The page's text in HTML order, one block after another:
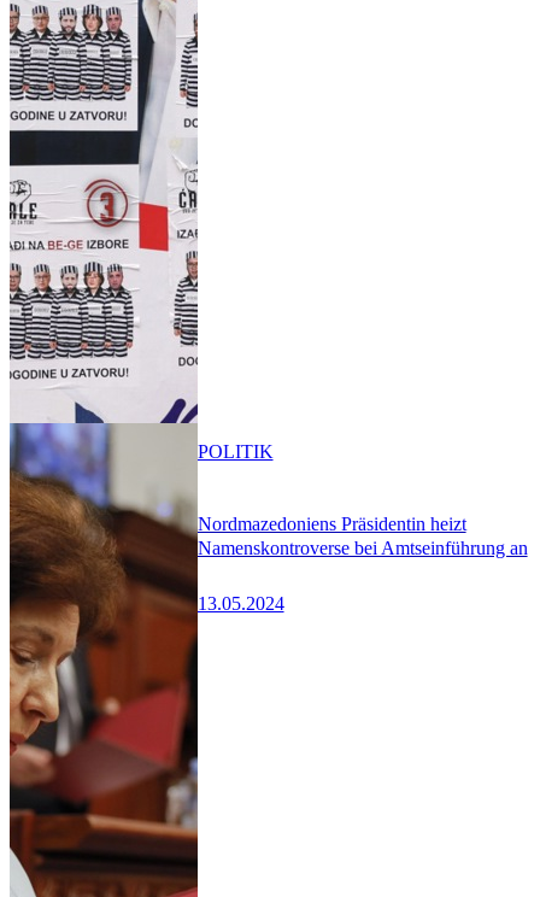
Nordmazedoniens Präsidentin heizt
Namenskontroverse bei Amtseinführung an
13.05.2024
POLITIK